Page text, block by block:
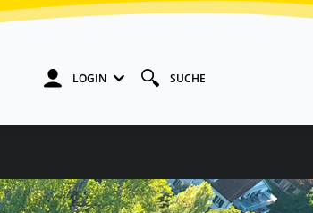
LOGIN SUCHE